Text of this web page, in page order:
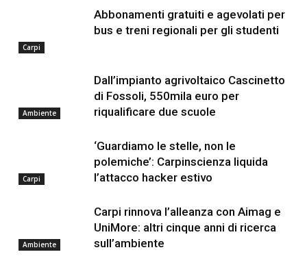
Carpi
Abbonamenti gratuiti e agevolati per
bus e treni regionali per gli studenti
Ambiente
Dall’impianto agrivoltaico Cascinetto
di Fossoli, 550mila euro per
riqualificare due scuole
Carpi
‘Guardiamo le stelle, non le
polemiche’: Carpinscienza liquida
l’attacco hacker estivo
Ambiente
Carpi rinnova l’alleanza con Aimag e
UniMore: altri cinque anni di ricerca
sull’ambiente